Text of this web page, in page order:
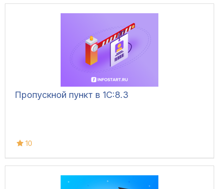
Пропускной пункт в 1С:8.3
10